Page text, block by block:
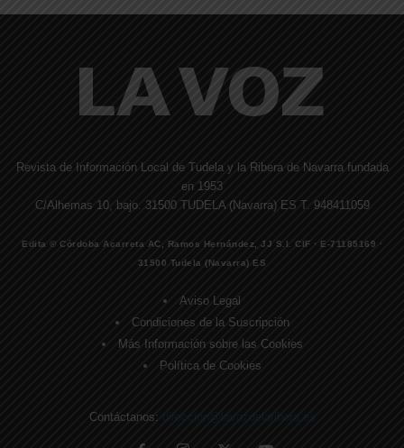
Revista de Información Local de Tudela y la Ribera de Navarra fundada
en 1953
C/Alhemas 10, bajo. 31500 TUDELA (Navarra) ES T. 948411059
Edita © Córdoba Acarreta AC, Ramos Hernández, JJ S.I. CIF · E-71185169 ·
31500 Tudela (Navarra) ES
Aviso Legal
Condiciones de la Suscripción
Más Información sobre las Cookies
Política de Cookies
Contáctanos: direccion@lavozdelaribera.es